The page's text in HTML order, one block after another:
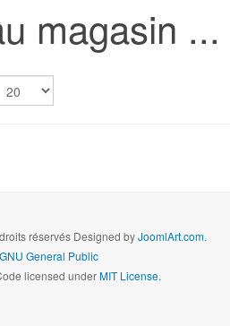
magasin ...
Afficher #
réservés Designed byJoomlArt.com.
GNU General Public
licensed underMIT License.